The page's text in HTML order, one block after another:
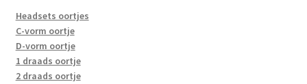
Headsets oortjes
C-vorm oortje
D-vorm oortje
1 draads oortje
2 draads oortje